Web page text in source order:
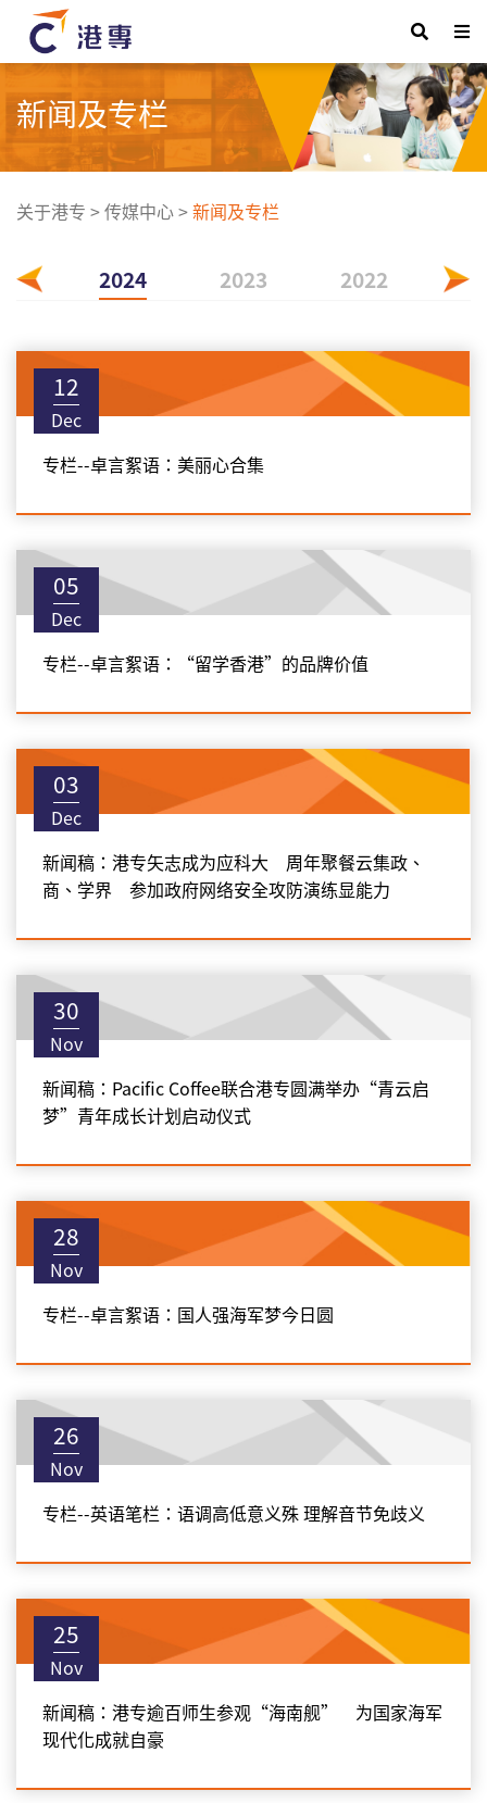
新闻及专栏
关于港专 >传媒中心>新闻及专栏
2024 2023 2022
12
Dec
专栏--卓言絮语：美丽心合集
05
Dec
专栏--卓言絮语：“留学香港”的品牌价值
03
Dec
新闻稿：港专矢志成为应科大 周年聚餐云集政、
商、学界 参加政府网络安全攻防演练显能力
30
Nov
新闻稿：Pacific Coffee联合港专圆满举办“青云启
梦”青年成长计划启动仪式
28
Nov
专栏--卓言絮语：国人强海军梦今日圆
26
Nov
专栏--英语笔栏：语调高低意义殊 理解音节免歧义
25
Nov
新闻稿：港专逾百师生参观“海南舰” 为国家海军
现代化成就自豪